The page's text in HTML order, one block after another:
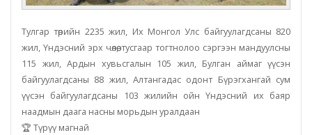
Тулгар төрийн 2235 жил, Их Монгол Улс байгуулагдсаны 820
жил, Үндэсний эрх чөлөө, тусгаар тогтнолоо сэргээн мандуулсны
115 жил, Ардын хувьсгалын 105 жил, Булган аймаг үүсэн
байгуулагдсаны 88 жил, Алтангадас одонт Бүрэгхангай сум
үүсэн байгуулагдсаны 103 жилийн ойн Үндэсний их баяр
наадмын даага насны морьдын уралдаан
🏆 Түрүү магнай